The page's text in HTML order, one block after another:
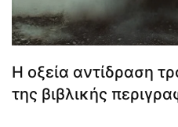
Η οξεία αντίδραση
της βιβλικής